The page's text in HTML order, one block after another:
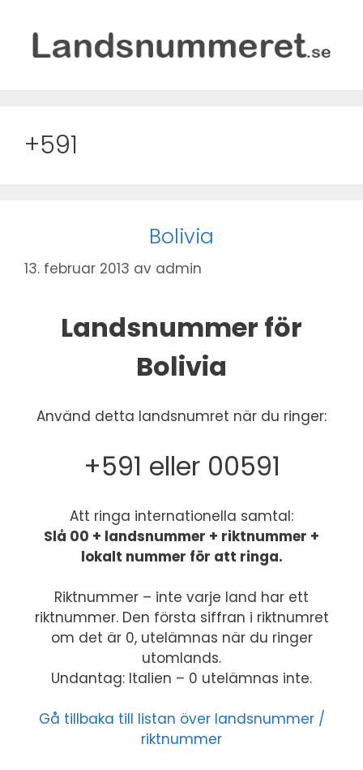
innhold
+591
Bolivia
13. februar 2013 av admin
Landsnummer för
Bolivia
Använd detta landsnumret när du ringer:
+591 eller 00591
Att ringa internationella samtal:
Slå 00 + landsnummer + riktnummer +
lokalt nummer för att ringa.
Riktnummer – inte varje land har ett
riktnummer. Den första siffran i riktnumret
om det är 0, utelämnas när du ringer
utomlands.
Undantag: Italien – 0 utelämnas inte.
Gå tillbaka till listan över landsnummer /
riktnummer